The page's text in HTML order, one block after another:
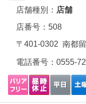
店舗種別： 店舗
店番号：508
〒401-0302 南都
電話番号： 0555-